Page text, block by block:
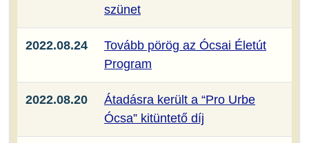
szünet
2022.08.24
Tovább pörög az Ócsai Életút
Program
2022.08.20
Átadásra került a “Pro Urbe
Ócsa” kitüntető díj